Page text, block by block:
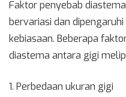
Faktor penyebab
bervariasi dan
kebiasaan. Beberapa
diastema antara gigi
1. Perbedaan ukuran gigi